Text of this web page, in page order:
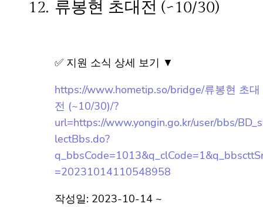
✅ 지원 소식 상세 보기 ▼
https://www.hometip.so/bridge/류봉현 초대
전 (~10/30)/?
url=https://www.yongin.go.kr/user/bbs/BD_
selectBbs.do?
q_bbsCode=1013&q_clCode=1&q_bbsctt
Sn=20231014110548958